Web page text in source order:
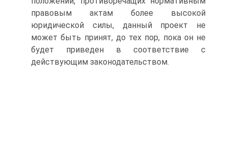
правовым актам более высокой
юридической силы, данный проект не
может быть принят, до тех пор, пока он не
будет приведен в соответствие с
действующим законодательством.